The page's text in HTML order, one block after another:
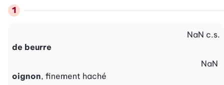
de beurre
NaN c.s.
oignon, finement haché
NaN